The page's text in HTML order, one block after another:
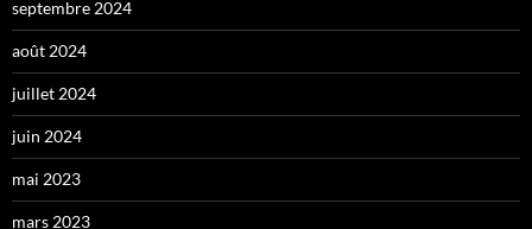
septembre 2024
août 2024
juillet 2024
juin 2024
mai 2023
mars 2023